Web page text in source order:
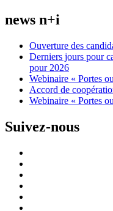
news n+i
Ouverture des
Derniers jours pour
pour 2026
Webinaire « Portes
Accord de
Webinaire « Portes
Suivez-nous